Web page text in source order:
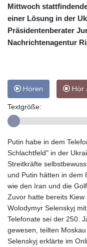
Mittwoch
einer Lösung in der
Präsidentenberater
Nachrichtenagentur
Hören Hör
Textgröße:
Putin habe in dem
Schlachtfeld" in der
Streitkräfte
und Putin hätten in dem
wie den Iran und die
Zuvor hatte bereits
Wolodymyr Selenskyj
Telefonate sei der 250.
gewesen, teilten
Selenskyj erklärte im